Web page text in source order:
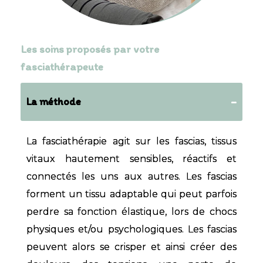
Les soins proposés par votre
fasciathérapeute
La méthode
La fasciathérapie agit sur les fascias, tissus
vitaux hautement sensibles, réactifs et
connectés les uns aux autres. Les fascias
forment un tissu adaptable qui peut parfois
perdre sa fonction élastique, lors de chocs
physiques et/ou psychologiques. Les fascias
peuvent alors se crisper et ainsi créer des